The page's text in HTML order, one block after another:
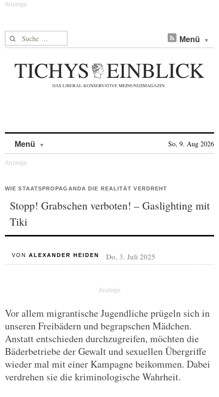
Suche nach: Menü
Menü So, 9. Aug 2026
WIE STAATSPROPAGANDA DIE REALITÄT VERDREHT
Stopp! Grabschen verboten! – Gaslighting mit
Tiki
VON ALEXANDER HEIDEN Do, 3. Juli 2025
Vor allem migrantische Jugendliche prügeln sich in
unseren Freibädern und begrapschen Mädchen.
Anstatt entschieden durchzugreifen, möchten die
Bäderbetriebe der Gewalt und sexuellen Übergriffe
wieder mal mit einer Kampagne beikommen. Dabei
verdrehen sie die kriminologische Wahrheit.